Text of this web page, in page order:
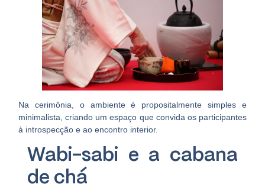
Na cerimônia, o ambiente é propositalmente simples e
minimalista, criando um espaço que convida os participantes
à introspecção e ao encontro interior.
Wabi-sabi e a cabana
de chá